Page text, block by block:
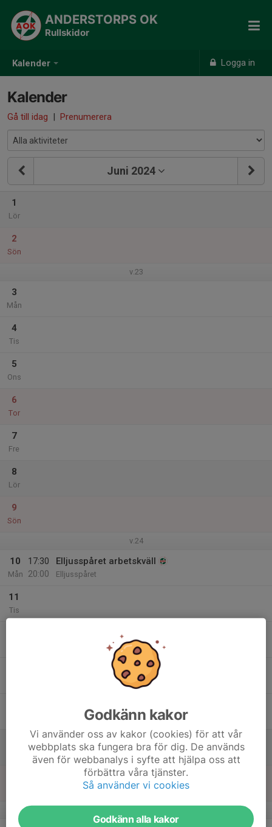
Kalender Logga in
ANDERSTORPS OK
Rullskidor
Kalender
Gå till idag | Prenumerera
Juni 2024
1
Lör
2
Sön
v.23
3
Mån
4
Tis
5
Ons
6
Tor
7
Fre
8
Lör
9
Sön
v.24
10
Mån
17:30
20:00
Elljusspåret arbetskväll
Elljusspåret
11
Tis
Godkänn kakor
Vi använder oss av kakor (cookies) för att vår
webbplats ska fungera bra för dig. De används
även för webbanalys i syfte att hjälpa oss att
förbättra våra tjänster.
Så använder vi cookies
Godkänn alla kakor